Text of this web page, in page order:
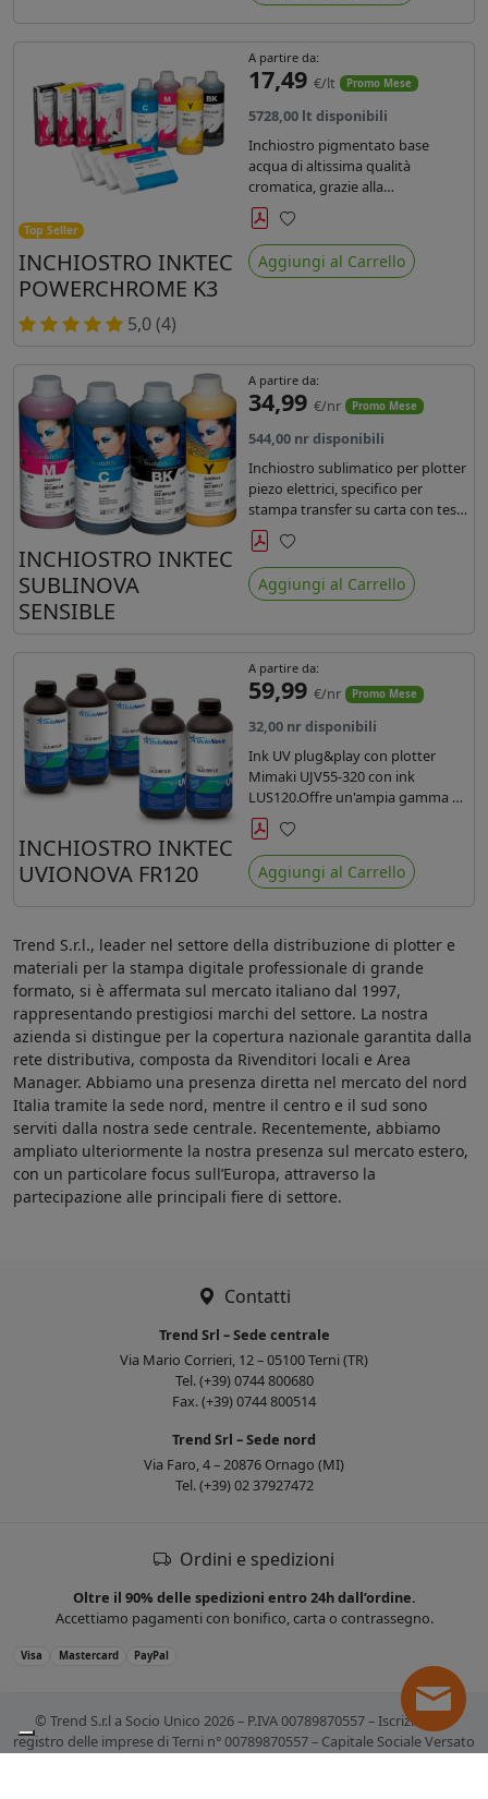
Top Seller
INCHIOSTRO INKTEC
POWERCHROME K3
5,0 (4)
A partire da:
17,49 €/lt Promo Mese
5728,00 lt disponibili
Inchiostro pigmentato base
acqua di altissima qualità
cromatica, grazie alla
concentrazione di pigmenti
permette di realizzare stampe di
altissima qualità e ridurre la curva
colore fino ad un 20 % rispetto
Preferiti
Aggiungi al Carrello
INCHIOSTRO INKTEC
SUBLINOVA
SENSIBLE
A partire da:
34,99 €/nr Promo Mese
544,00 nr disponibili
Inchiostro sublimatico per plotter
piezo elettrici, specifico per
stampa transfer su carta con teste
Epson EPS3200, 5113, dx4 e dx5.
Ecologico, conforme alla
normativa Reach e Oeko-Tex.
Preferiti
Aggiungi al Carrello
INCHIOSTRO INKTEC
UVIONOVA FR120
A partire da:
59,99 €/nr Promo Mese
32,00 nr disponibili
Ink UV plug&play con plotter
Mimaki UJV55-320 con ink
LUS120.Offre un'ampia gamma di
colori,una maggiore densità e un
minore ingiallimento rispetto agli
ink Mimaki LUS-120
Preferiti
Aggiungi al Carrello
Trend S.r.l., leader nel settore della distribuzione di plotter e
materiali per la stampa digitale professionale di grande
formato, si è affermata sul mercato italiano dal 1997,
rappresentando prestigiosi marchi del settore. La nostra
azienda si distingue per la copertura nazionale garantita dalla
rete distributiva, composta da Rivenditori locali e Area
Manager. Abbiamo una presenza diretta nel mercato del nord
Italia tramite la sede nord, mentre il centro e il sud sono
serviti dalla nostra sede centrale. Recentemente, abbiamo
ampliato ulteriormente la nostra presenza sul mercato estero,
con un particolare focus sull’Europa, attraverso la
partecipazione alle principali fiere di settore.
Contatti
Trend Srl – Sede centrale
Via Mario Corrieri, 12 – 05100 Terni (TR)
Tel. (+39) 0744 800680
Fax. (+39) 0744 800514
Trend Srl – Sede nord
Via Faro, 4 – 20876 Ornago (MI)
Tel. (+39) 02 37927472
Ordini e spedizioni
Oltre il 90% delle spedizioni entro 24h dall’ordine.
Accettiamo pagamenti con bonifico, carta o contrassegno.
Visa Mastercard PayPal
© Trend S.r.l a Socio Unico 2026 – P.IVA 00789870557 – Iscrizione al
registro delle imprese di Terni n° 00789870557 – Capitale Sociale Versato